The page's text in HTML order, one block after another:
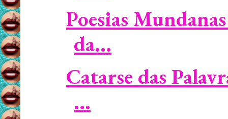
Poesias
da...
Catarse das
...